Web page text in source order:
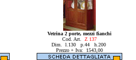
Vetrina 2 porte, mezzi fianchi
Cod. Art.
Z 137
Dim. l.130 p.44 h.200
Prezzo + Iva: 1543,00